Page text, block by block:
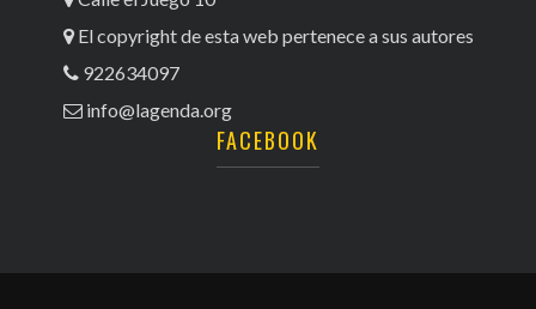
El copyright de esta web pertenece a sus autores
922634097
info@lagenda.org
FACEBOOK